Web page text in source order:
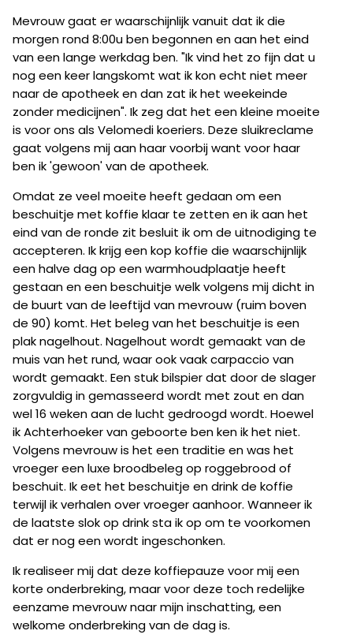
Mevrouw gaat er waarschijnlijk vanuit dat ik die
morgen rond 8:00u ben begonnen en aan het eind
van een lange werkdag ben. "Ik vind het zo fijn dat u
nog een keer langskomt wat ik kon echt niet meer
naar de apotheek en dan zat ik het weekeinde
zonder medicijnen". Ik zeg dat het een kleine moeite
is voor ons als Velomedi koeriers. Deze sluikreclame
gaat volgens mij aan haar voorbij want voor haar
ben ik 'gewoon' van de apotheek.
Omdat ze veel moeite heeft gedaan om een
beschuitje met koffie klaar te zetten en ik aan het
eind van de ronde zit besluit ik om de uitnodiging te
accepteren. Ik krijg een kop koffie die waarschijnlijk
een halve dag op een warmhoudplaatje heeft
gestaan en een beschuitje welk volgens mij dicht in
de buurt van de leeftijd van mevrouw (ruim boven
de 90) komt. Het beleg van het beschuitje is een
plak nagelhout. Nagelhout wordt gemaakt van de
muis van het rund, waar ook vaak carpaccio van
wordt gemaakt. Een stuk bilspier dat door de slager
zorgvuldig in gemasseerd wordt met zout en dan
wel 16 weken aan de lucht gedroogd wordt. Hoewel
ik Achterhoeker van geboorte ben ken ik het niet.
Volgens mevrouw is het een traditie en was het
vroeger een luxe broodbeleg op roggebrood of
beschuit. Ik eet het beschuitje en drink de koffie
terwijl ik verhalen over vroeger aanhoor. Wanneer ik
de laatste slok op drink sta ik op om te voorkomen
dat er nog een wordt ingeschonken.
Ik realiseer mij dat deze koffiepauze voor mij een
korte onderbreking, maar voor deze toch redelijke
eenzame mevrouw naar mijn inschatting, een
welkome onderbreking van de dag is.